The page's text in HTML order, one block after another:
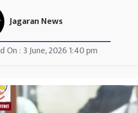
Jagaran News
On : 3 June, 2026 1:40 pm